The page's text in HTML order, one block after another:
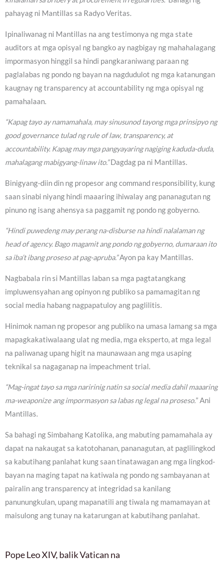
pahayag ni Mantillas sa Radyo Veritas.
Ipinaliwanag ni Mantillas na ang testimonya ng mga state
auditors at mga opisyal ng bangko ay nagbigay ng mahahalagang
impormasyon hinggil sa hindi pangkaraniwang paraan ng
paglalabas ng pondo ng bayan na nagdudulot ng mga katanungan
kaugnay ng transparency at accountability ng mga opisyal ng
pamahalaan.
“Kapag tayo ay namamahala, may sinusunod tayong mga prinsipyo ng
good governance tulad ng rule of law, transparency, at
accountability. Kapag may mga pangyayaring nagiging kaduda-duda,
mahalagang mabigyang-linaw ito.”Dagdag pa ni Mantillas.
Binigyang-diin din ng propesor ang command responsibility, kung
saan sinabi niyang hindi maaaring ihiwalay ang pananagutan ng
pinuno ng isang ahensya sa paggamit ng pondo ng gobyerno.
“Hindi puwedeng may perang na-disburse na hindi nalalaman ng
head of agency. Bago magamit ang pondo ng gobyerno, dumaraan ito
sa iba’t ibang proseso at pag-apruba.”Ayon pa kay Mantillas.
Nagbabala rin si Mantillas laban sa mga pagtatangkang
impluwensyahan ang opinyon ng publiko sa pamamagitan ng
social media habang nagpapatuloy ang paglilitis.
Hinimok naman ng propesor ang publiko na umasa lamang sa mga
mapagkakatiwalaang ulat ng media, mga eksperto, at mga legal
na paliwanag upang higit na maunawaan ang mga usaping
teknikal sa nagaganap na impeachment trial.
“Mag-ingat tayo sa mga naririnig natin sa social media dahil maaaring
ma-weaponize ang impormasyon sa labas ng legal na proseso.” Ani
Mantillas.
Sa bahagi ng Simbahang Katolika, ang mabuting pamamahala ay
dapat na nakaugat sa katotohanan, pananagutan, at paglilingkod
sa kabutihang panlahat kung saan tinatawagan ang mga lingkod-
bayan na maging tapat na katiwala ng pondo ng sambayanan at
pairalin ang transparency at integridad sa kanilang
panunungkulan, upang mapanatili ang tiwala ng mamamayan at
maisulong ang tunay na katarungan at kabutihang panlahat.
Pope Leo XIV, balik Vatican na